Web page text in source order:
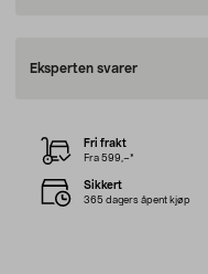
Eksperten svarer
Fri frakt
Fra 599,–*
Sikkert
365 dagers åpent kjøp